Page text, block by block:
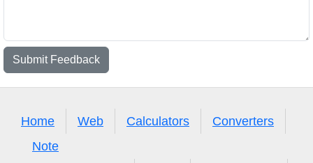
Submit Feedback
Home Web Calculators
Converters
Note